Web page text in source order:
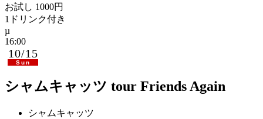
お試し 1000円
1ドリンク付き
16:00
10/15
Sun
シャムキャッツ tour Friends Again
シャムキャッツ